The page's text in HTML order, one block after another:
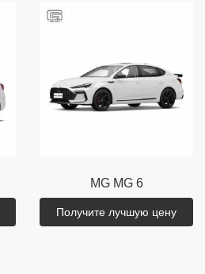
MG MG 6
Получите лучшую цену